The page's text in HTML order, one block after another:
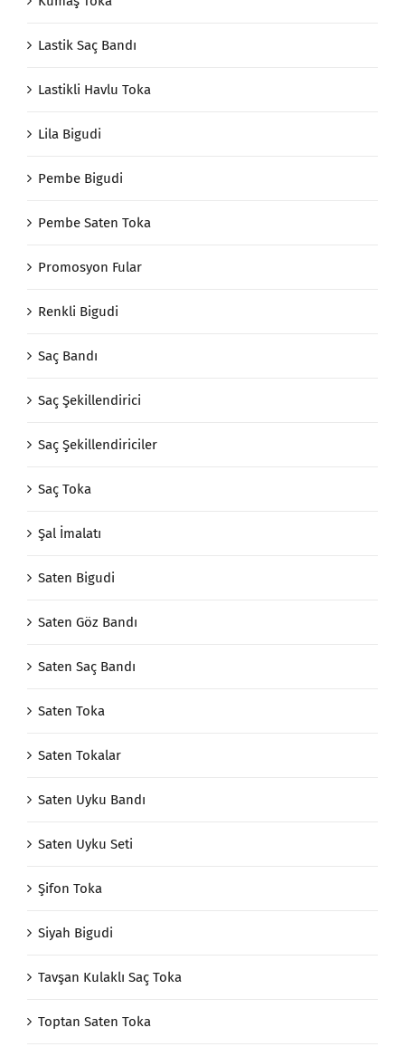
Lastik Saç Bandı
Lastikli Havlu Toka
Lila Bigudi
Pembe Bigudi
Pembe Saten Toka
Promosyon Fular
Renkli Bigudi
Saç Bandı
Saç Şekillendirici
Saç Şekillendiriciler
Saç Toka
Şal İmalatı
Saten Bigudi
Saten Göz Bandı
Saten Saç Bandı
Saten Toka
Saten Tokalar
Saten Uyku Bandı
Saten Uyku Seti
Şifon Toka
Siyah Bigudi
Tavşan Kulaklı Saç Toka
Toptan Saten Toka